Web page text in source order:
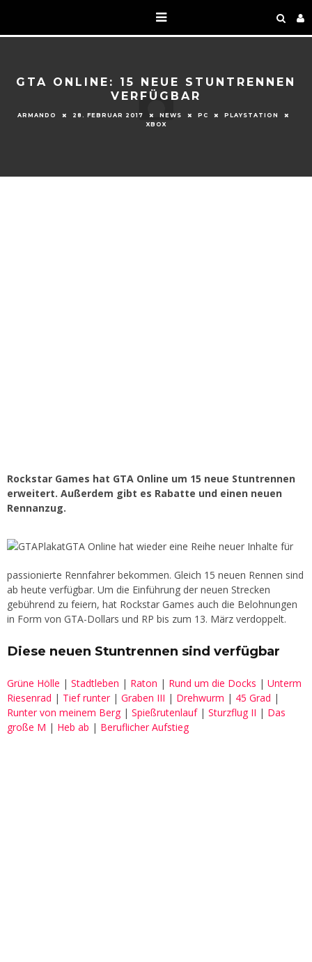
GTA ONLINE: 15 NEUE STUNTRENNEN
VERFÜGBAR
ARMANDO 28. FEBRUAR 2017 NEWS PC
PLAYSTATION
XBOX
Rockstar Games hat GTA Online um 15 neue Stuntrennen
erweitert. Außerdem gibt es Rabatte und einen neuen
Rennanzug.
GTA Online hat wieder eine Reihe neuer Inhalte für
passionierte Rennfahrer bekommen. Gleich 15 neuen Rennen sind
ab heute verfügbar. Um die Einführung der neuen Strecken
gebührend zu feiern, hat Rockstar Games auch die Belohnungen
in Form von GTA-Dollars und RP bis zum 13. März verdoppelt.
Diese neuen Stuntrennen sind verfügbar
Grüne Hölle | Stadtleben | Raton | Rund um die Docks | Unterm
Riesenrad | Tief runter| Graben III | Drehwurm | 45 Grad |
Runter von meinem Berg| Spießrutenlauf| Sturzflug II | Das
große M | Heb ab | Beruflicher Aufstieg